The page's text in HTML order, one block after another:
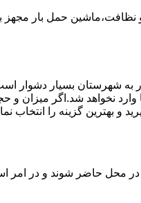
حمل بار مجهز
شهرستان بسیار دشوار
نخواهد شد.اگر میزان و
بهترین گزینه را انتخاب
در محل حاضر شوند و در